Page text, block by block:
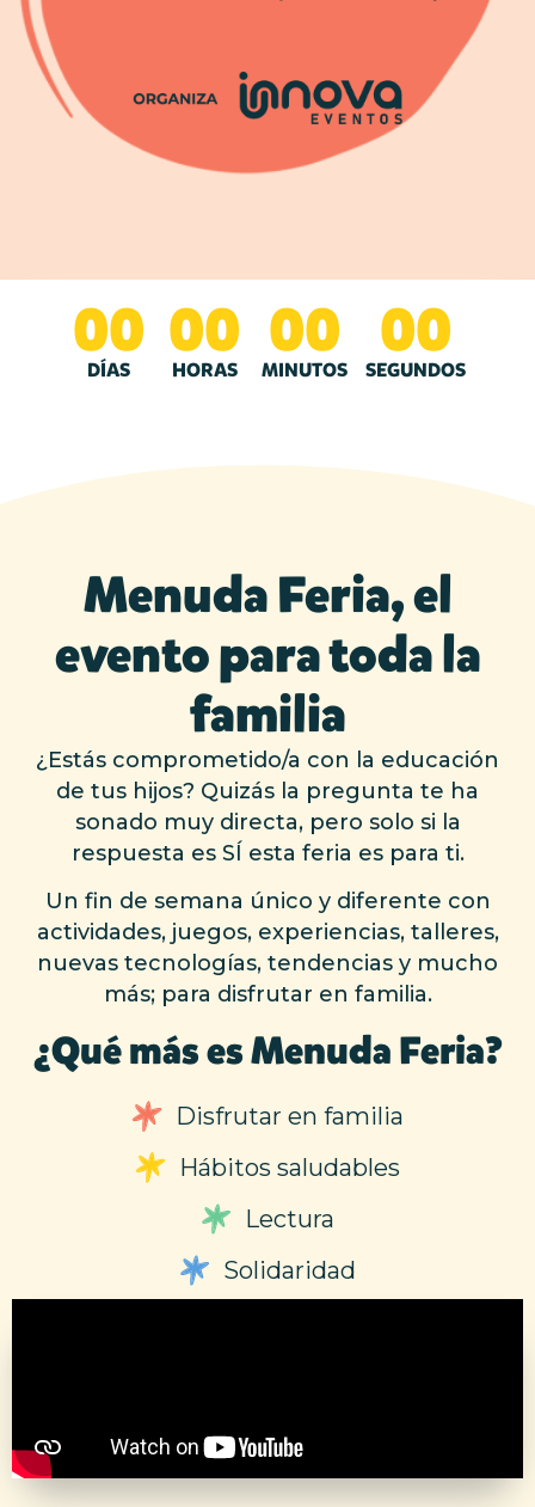
00
DÍAS 00
HORAS 00
MINUTOS 00
SEGUNDOS
Menuda Feria, el
evento para toda la
familia
¿Estás comprometido/a con la educación
de tus hijos? Quizás la pregunta te ha
sonado muy directa, pero solo si la
respuesta es SÍ esta feria es para ti.
Un fin de semana único y diferente con
actividades, juegos, experiencias, talleres,
nuevas tecnologías, tendencias y mucho
más; para disfrutar en familia.
¿Qué más es Menuda Feria?
Disfrutar en familia
Hábitos saludables
Lectura
Solidaridad